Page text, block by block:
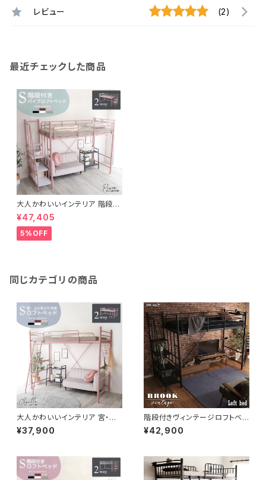
レビュー (2)
最近チェックした商品
大人かわいいインテリア 階段付
き パイプロフトベッド【Preve-
プレーヴェ-】 OKHT70-102
¥47,405
5%OFF
同じカテゴリの商品
大人かわいいインテリア 宮・コ
ンセント付き ロフトベッド【Cho
utte-シュトゥ-】 OKHT70-9
¥37,900
階段付きヴィンテージロフトベッ
ド【BROOK】 BRHT70-95
¥42,900